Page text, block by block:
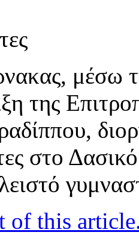
μέσω
της
στο
of this